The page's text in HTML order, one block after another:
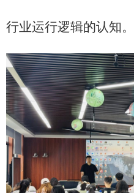
行业运行逻辑的认知。